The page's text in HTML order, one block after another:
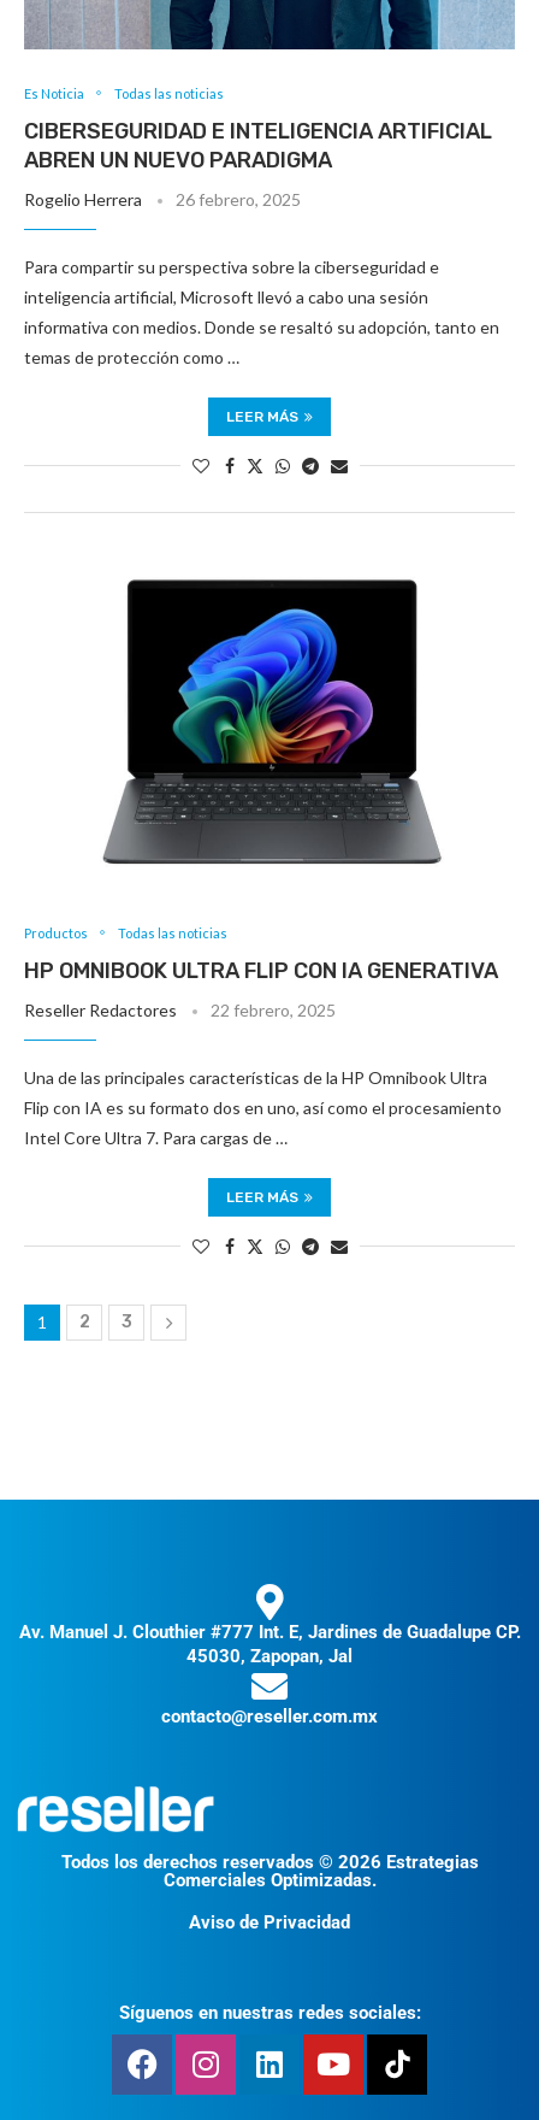
Es Noticia Todas las noticias
CIBERSEGURIDAD E INTELIGENCIA ARTIFICIAL
ABREN UN NUEVO PARADIGMA
Rogelio Herrera 26 febrero, 2025
Para compartir su perspectiva sobre la ciberseguridad e
inteligencia artificial, Microsoft llevó a cabo una sesión
informativa con medios. Donde se resaltó su adopción, tanto en
temas de protección como …
LEER MÁS
Productos Todas las noticias
HP OMNIBOOK ULTRA FLIP CON IA GENERATIVA
Reseller Redactores 22 febrero, 2025
Una de las principales características de la HP Omnibook Ultra
Flip con IA es su formato dos en uno, así como el procesamiento
Intel Core Ultra 7. Para cargas de …
LEER MÁS
1 2 3
Av. Manuel J. Clouthier #777 Int. E, Jardines de Guadalupe CP.
45030, Zapopan, Jal
contacto@reseller.com.mx
Todos los derechos reservados © 2026 Estrategias
Comerciales Optimizadas.
Aviso de Privacidad
Síguenos en nuestras redes sociales: